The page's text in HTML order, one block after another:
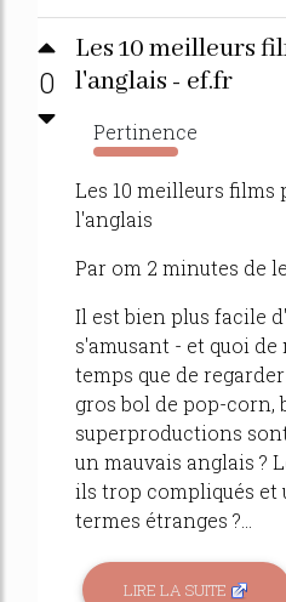
0
Les 10 meilleurs
l'anglais - ef.fr
Pertinence
829%
Les 10 meilleurs films
l'anglais
Par om 2 minutes de
Il est bien plus facile
s'amusant - et quoi
temps que de
gros bol de pop-corn,
superproductions
un mauvais anglais ?
ils trop compliqués
termes étranges ?...
LIRE LA SUITE